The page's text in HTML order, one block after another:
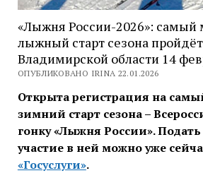
«Лыжня России-2026»: самый
лыжный старт сезона
Владимирской области 14
ОПУБЛИКОВАНО IRINA 22.01.2026
Открыта регистрация на
зимний старт сезона –
гонку «Лыжня России». Подать
участие в ней можно уже
«Госуслуги».